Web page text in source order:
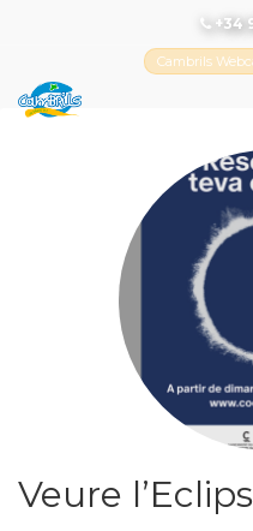
+34
Cambrils
Veure